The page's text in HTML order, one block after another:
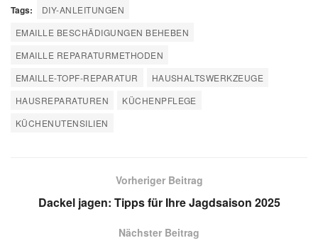
Tags:
DIY-ANLEITUNGEN
EMAILLE BESCHÄDIGUNGEN BEHEBEN
EMAILLE REPARATURMETHODEN
EMAILLE-TOPF-REPARATUR
HAUSHALTSWERKZEUGE
HAUSREPARATUREN
KÜCHENPFLEGE
KÜCHENUTENSILIEN
Vorheriger Beitrag
Dackel jagen: Tipps für Ihre Jagdsaison 2025
Nächster Beitrag